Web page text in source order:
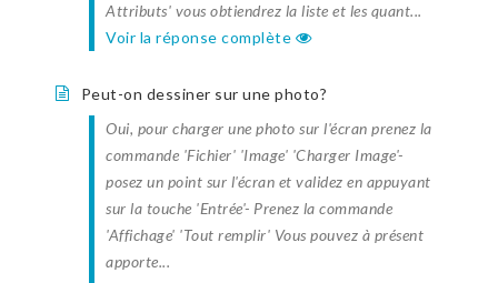
Attributs' vous obtiendrez la liste et les quant...
Voir la réponse complète
Peut-on dessiner sur une photo?
Oui, pour charger une photo sur l'écran prenez la
commande 'Fichier' 'Image' 'Charger Image'-
posez un point sur l'écran et validez en appuyant
sur la touche 'Entrée'- Prenez la commande
'Affichage' 'Tout remplir' Vous pouvez à présent
apporte...